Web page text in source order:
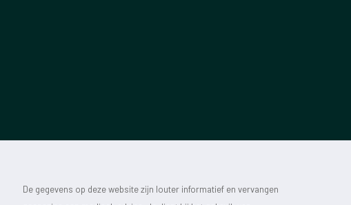
De gegevens op deze website zijn louter informatief en vervangen